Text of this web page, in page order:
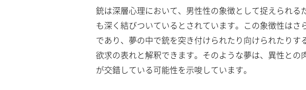
U
m
t
/
L
o
a
d
e
d
:
5
.
6
銃は深層心理において、男性性の象徴として捉えられる
も深く結びついているとされています。この象徴性はさ
であり、夢の中で銃を突き付けられたり向けられたりす
欲求の表れと解釈できます。そのような夢は、異性との
が交錯している可能性を示唆しています。